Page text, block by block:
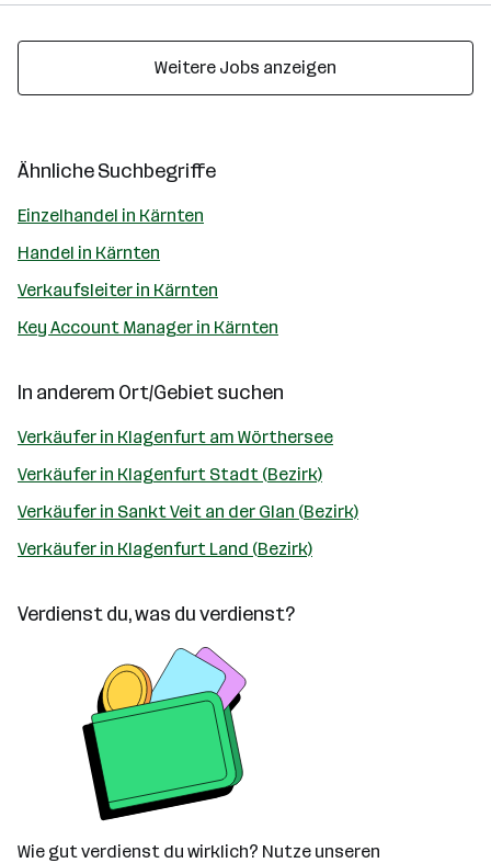
Weitere Jobs anzeigen
Ähnliche Suchbegriffe
Einzelhandel in Kärnten
Handel in Kärnten
Verkaufsleiter in Kärnten
Key Account Manager in Kärnten
In anderem Ort/Gebiet suchen
Verkäufer in Klagenfurt am Wörthersee
Verkäufer in Klagenfurt Stadt (Bezirk)
Verkäufer in Sankt Veit an der Glan (Bezirk)
Verkäufer in Klagenfurt Land (Bezirk)
Verdienst du, was du verdienst?
Wie gut verdienst du wirklich? Nutze unseren